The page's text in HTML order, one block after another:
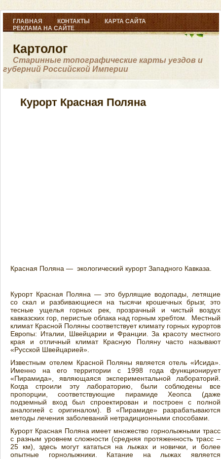
ГЛАВНАЯ КОНТАКТЫ
КАРТА САЙТА
РЕКЛАМА НА САЙТЕ
Картолог
Старинные топографические карты уездов и
губерний Российской Империи
Курорт Красная Поляна
Красная Поляна — экологический курорт Западного Кавказа.
Курорт Красная Поляна — это бурлящие водопады, летящие
со скал и разбивающиеся на тысячи крошечных брызг, это
тесные ущелья горных рек, прозрачный и чистый воздух
кавказских гор, перистые облака над горным хребтом. Местный
климат Красной Поляны соответствует климату горных курортов
Европы: Италии, Швейцарии и Франции. За красоту местного
края и отличный климат Красную Поляну часто называют
«Русской Швейцарией».
Известным отелем Красной Поляны является отель «Исида».
Именно на его территории с 1998 года функционирует
«Пирамида», являющаяся экспериментальной лабораторий.
Когда строили эту лабораторию, были соблюдены все
пропорции, соответствующие пирамиде Хеопса (даже
подземный вход был спроектирован и построен с полной
аналогией с оригиналом). В «Пирамиде» разрабатываются
методы лечения заболеваний нетрадиционными способами.
Курорт Красная Поляна имеет множество горнолыжными трасс
с разным уровнем сложности (средняя протяженность трасс –
25 км), здесь могут кататься на лыжах и новички, и более
опытные горнолыжники. Катание на лыжах является